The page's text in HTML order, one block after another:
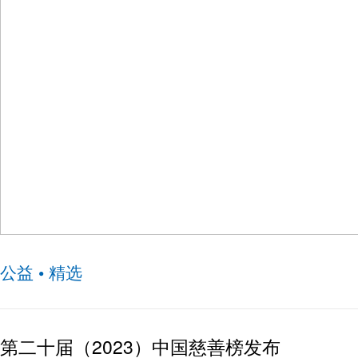
公益 • 精选
第二十届（2023）中国慈善榜发布